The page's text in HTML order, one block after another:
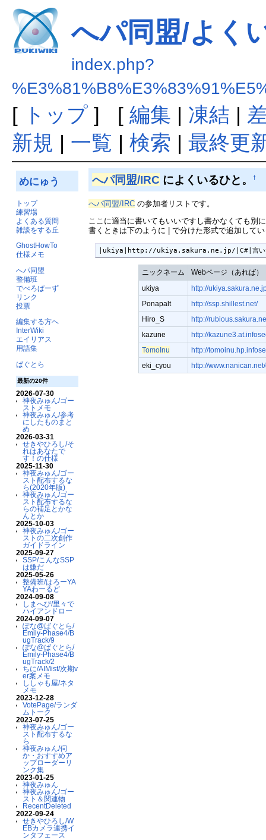
へパ同盟/よく
index.php?
[ トップ] [ 編集 | 凍結 |
新規 | 一覧 | 検索 | 最終更
めにゅう
トップ
練習場
よくある質問
雑談をする丘
GhostHowTo
仕様メモ
へパ同盟
整備班
でべろぱーず
リンク
投票
編集する方へ
InterWiki
エイリアス
用語集
ばぐとら
最新の20件
2026-07-30
神夜みゅん/ゴー
ストメモ
神夜みゅん/参考
にしたものまと
め
2026-03-31
せきやひろし/そ
れはあなたで
す！の仕様
2025-11-30
神夜みゅん/ゴー
スト配布するな
ら(2020年版)
神夜みゅん/ゴー
スト配布するな
らの補足とかな
んとか
2025-10-03
神夜みゅん/ゴー
ストの二次創作
ガイドライン
2025-09-27
SSP/こんなSSP
は嫌だ
2025-05-26
整備班/はろーYA
YAわーるど
2024-09-08
しまへび/里々で
ハイアンドロー
2024-09-07
ぽな@ばぐとら/
Emily-Phase4/B
ugTrack/9
ぽな@ばぐとら/
Emily-Phase4/B
ugTrack/2
ちに/AIMist/次期v
er案メモ
ししゃも屋/ネタ
メモ
2023-12-28
VotePage/ランダ
ムトーク
2023-07-25
神夜みゅん/ゴー
スト配布するな
ら
神夜みゅん/伺
か・おすすめア
ップローダーリ
ンク集
2023-01-25
神夜みゅん
神夜みゅん/ゴー
スト＆関連物
RecentDeleted
2022-09-24
せきやひろし/W
EBカメラ連携イ
ンタフェース
へパ同盟/IRC によくいるひと。 †
へパ同盟/IRC の参加者リストです。
ここに適当に書いてもいいですし書かなくても別
書くときは下のように | で分けた形式で追加して
|ukiya|http://ukiya.sakura.ne.jp/|C#|言い
ニックネーム Webページ（あれば）
ukiya
http://
Ponapalt
http://ssp.shillest.net/
Hiro_S
http://
kazune
http://
TomoInu
http://
eki_cyou
http://